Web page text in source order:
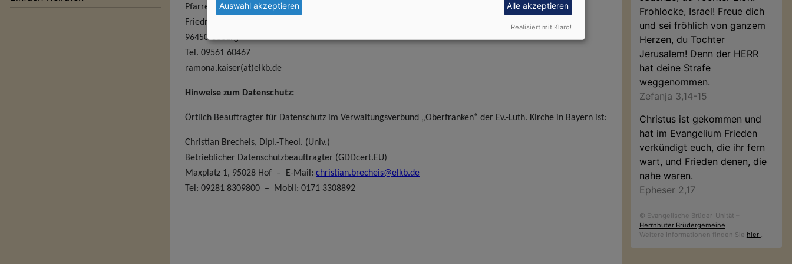
Pfarrerin Ramona Kaiser
Friedrich-Rückert-Str. 45
96450 Coburg
Tel. 09561 60467
ramona.kaiser(at)elkb.de
Hinweise zum Datenschutz:
Örtlich Beauftragter für Datenschutz imVerwaltungsverbund „Oberfranken“ der Ev.-Luth. Kirche in Bayern ist:
Christian Brecheis, Dipl.-Theol. (Univ.)
Betrieblicher Datenschutzbeauftragter (GDDcert.EU)
Maxplatz 1, 95028 Hof – E-Mail:christian.brecheis@elkb.de
Tel: 09281 8309800 – Mobil: 0171 3308892
Frohlocke, Israel! Freue dich
und sei fröhlich von ganzem
Herzen, du Tochter
Jerusalem! Denn der HERR
hat deine Strafe
weggenommen.
Zefanja 3,14-15
Christus ist gekommen und
hat im Evangelium Frieden
verkündigt euch, die ihr fern
wart, und Frieden denen, die
nahe waren.
Epheser 2,17
© Evangelische Brüder-Unität –
Herrnhuter Brüdergemeine
Weitere Informationen finden Sie hier .
Auswahl akzeptieren Alle akzeptieren
Realisiert mit Klaro!